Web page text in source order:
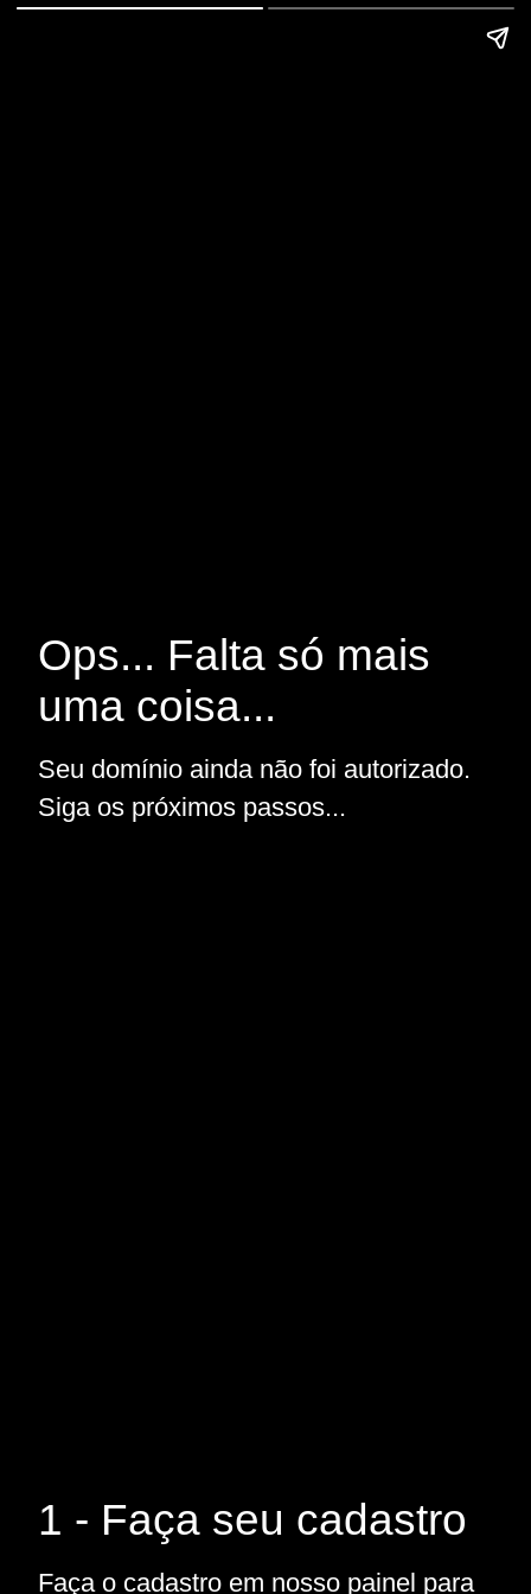
Ops... Falta só mais
uma coisa...
Seu domínio ainda não foi autorizado.
Siga os próximos passos...
1 - Faça seu cadastro
Faça o cadastro em nosso painel para